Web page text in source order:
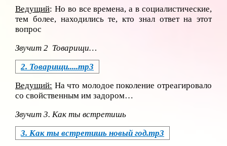
Ведущий: Но во все времена, а в социалистические,
тем более, находились те, кто знал ответ на этот
вопрос
Звучит 2 Товарищи…
2. Товарищи.....mp3
Ведущий: На что молодое поколение отреагировало
со свойственным им задором…
Звучит 3. Как ты встретишь
3. Как ты встретишь новый год.mp3